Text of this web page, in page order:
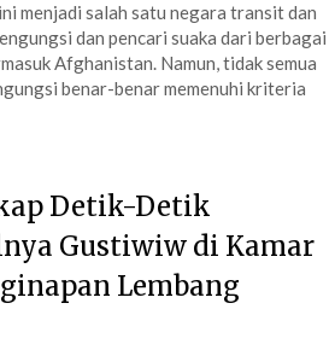
menjadi salah satu negara transit dan
dan pencari suaka dari berbagai
Afghanistan. Namun, tidak semua
benar-benar memenuhi kriteria
Detik-Detik
Gustiwiw di Kamar
Lembang